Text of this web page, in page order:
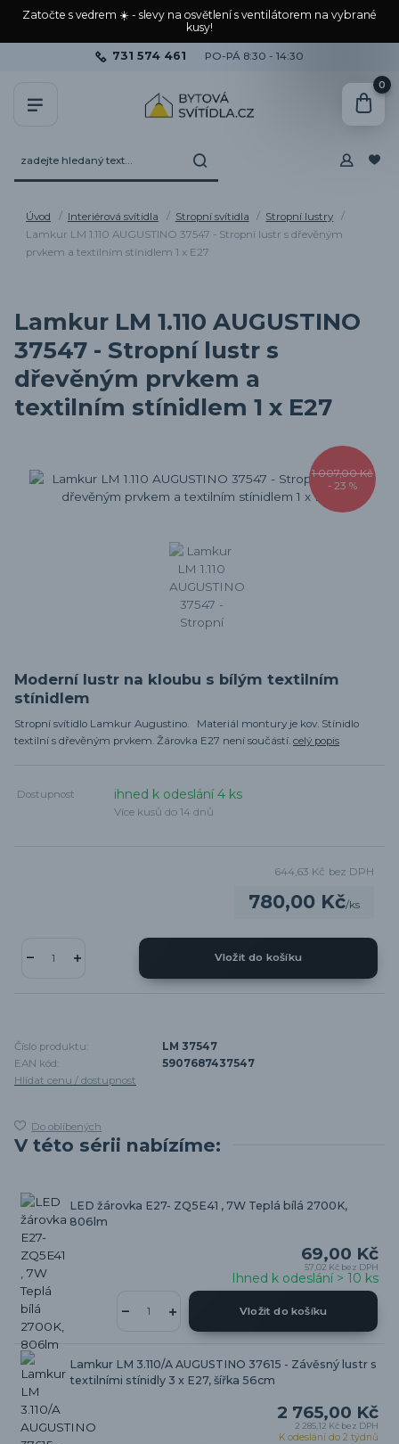
Zatočte s vedrem ☀️ - slevy na osvětlení s ventilátorem na vybrané
kusy!
731 574 461 PO-PÁ 8:30 - 14:30
0
Úvod Interiérová svítidla Stropní svítidla
Stropní lustry
Lamkur LM 1.110 AUGUSTINO 37547 - Stropní lustr s dřevěným
prvkem a textilním stínidlem 1 x E27
Lamkur LM 1.110 AUGUSTINO
37547 - Stropní lustr s
dřevěným prvkem a
textilním stínidlem 1 x E27
1 007,00 Kč
- 23 %
Moderní lustr na kloubu s bílým textilním
stínidlem
Stropní svítidlo Lamkur Augustino. Materiál montury je kov. Stínidlo
textilní s dřevěným prvkem. Žárovka E27 není součástí. celý popis
Dostupnost ihned k odeslání 4 ks
Více kusů do 14 dnů
780,00 Kč/ks
644,63 Kč bez DPH
Vložit do košíku
Číslo produktu:
LM 37547
EAN kód:
5907687437547
Hlídat cenu / dostupnost
Do oblíbených
V této sérii nabízíme:
LED žárovka E27- ZQ5E41 , 7W Teplá bílá 2700K,
806lm
69,00 Kč
57,02 Kč bez DPH
Ihned k odeslání > 10 ks
Vložit do košíku
Lamkur LM 3.110/A AUGUSTINO 37615 - Závěsný lustr s
textilními stínidly 3 x E27, šířka 56cm
2 765,00 Kč
2 285,12 Kč bez DPH
K odeslání do 2 týdnů